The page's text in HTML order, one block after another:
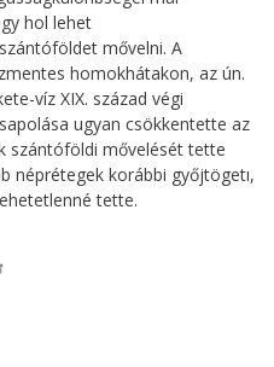
hol lehet
mővelni. A
homokhátakon, az ún.
víz XIX. század végi
ugyan csökkentette az
szántóföldi mővelését tette
néprétegek korábbi győjtögetı,
tette.